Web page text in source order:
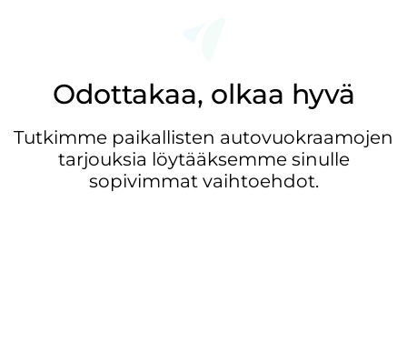
Odottakaa, olkaa hyvä
Tutkimme paikallisten autovuokraamojen
tarjouksia löytääksemme sinulle
sopivimmat vaihtoehdot.